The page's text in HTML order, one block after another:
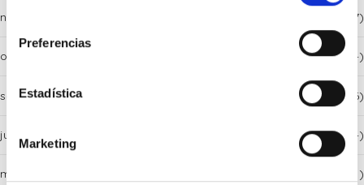
Preferencias
Estadística
Marketing
noviembre 2025 (7)
octubre 2025 (4)
septiembre 2025 (6)
julio 2025 (4)
mayo 2025 (1)